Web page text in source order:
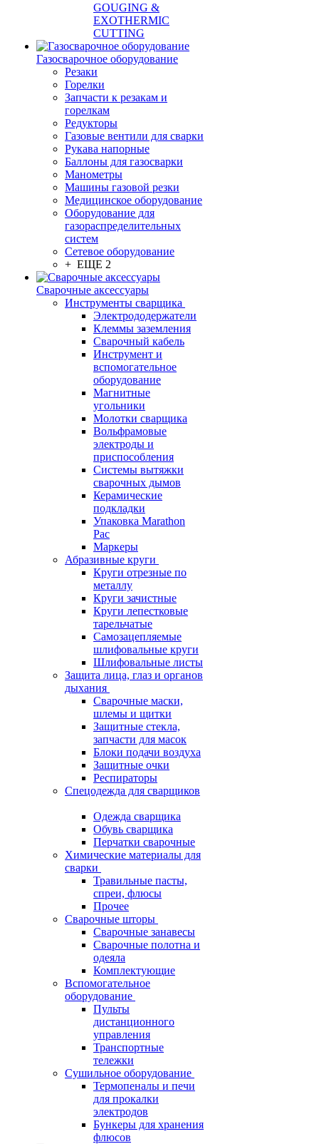
GOUGING &
EXOTHERMIC
CUTTING
Газосварочное оборудование
Резаки
Горелки
Запчасти к резакам и
горелкам
Редукторы
Газовые вентили для сварки
Рукава напорные
Баллоны для газосварки
Манометры
Машины газовой резки
Медицинское оборудование
Оборудование для
газораспределительных
систем
Сетевое оборудование
+ ЕЩЕ 2
Сварочные аксессуары
Инструменты сварщика
Электрододержатели
Клеммы заземления
Сварочный кабель
Инструмент и
вспомогательное
оборудование
Магнитные
угольники
Молотки сварщика
Вольфрамовые
электроды и
приспособления
Системы вытяжки
сварочных дымов
Керамические
подкладки
Упаковка Marathon
Pac
Маркеры
Абразивные круги
Круги отрезные по
металлу
Круги зачистные
Круги лепестковые
тарельчатые
Самозацепляемые
шлифовальные круги
Шлифовальные листы
Защита лица, глаз и органов
дыхания
Сварочные маски,
шлемы и щитки
Защитные стекла,
запчасти для масок
Блоки подачи воздуха
Защитные очки
Респираторы
Спецодежда для сварщиков
Одежда сварщика
Обувь сварщика
Перчатки сварочные
Химические материалы для
сварки
Травильные пасты,
спреи, флюсы
Прочее
Сварочные шторы
Сварочные занавесы
Сварочные полотна и
одеяла
Комплектующие
Вспомогательное
оборудование
Пульты
дистанционного
управления
Транспортные
тележки
Сушильное оборудование
Термопеналы и печи
для прокалки
электродов
Бункеры для хранения
флюсов